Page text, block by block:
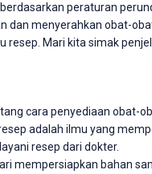
peraturan
dan menyerahkan obat-
Mari kita simak
cara penyediaan obat-
adalah ilmu yang
resep dari dokter.
mempersiapkan bahan